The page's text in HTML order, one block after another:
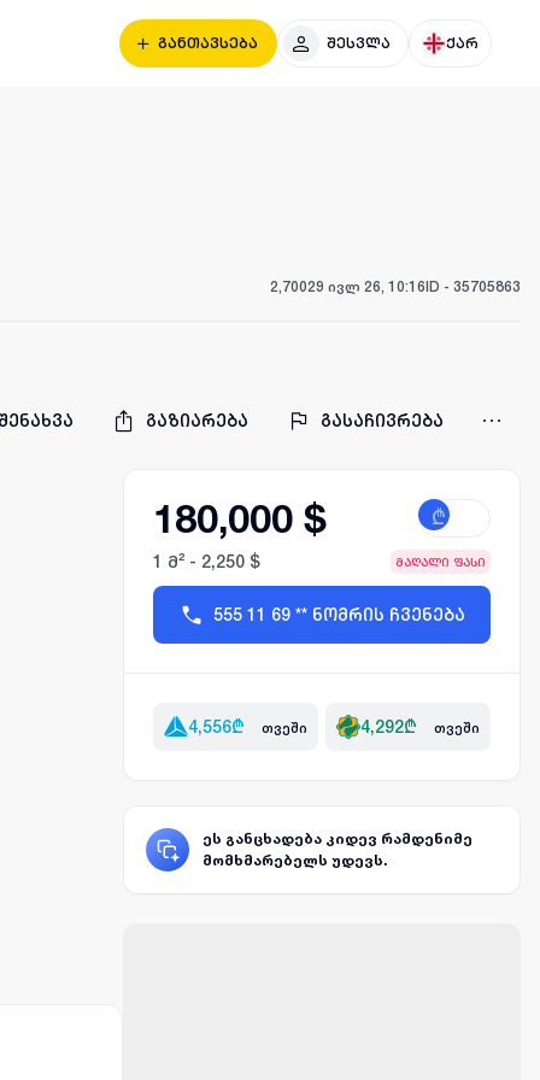
განთავსება შესვლა ქარ
2,70029 ივლ 26, 10:16ID - 35705863
გაზიარება გასაჩივრება
180,000 $ ₾
1 მ² - 2,250 $ მაღალი ფასი
555 11 69 ** ნომრის ჩვენება
4,556₾ თვეში 4,292₾ თვეში
ეს განცხადება კიდევ რამდენიმე
მომხმარებელს უდევს.